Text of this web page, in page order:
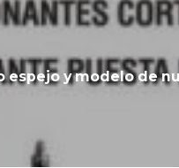
espejo y modelo de